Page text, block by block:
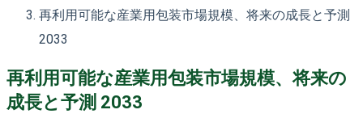
再利用可能な産業用包装市場規模、将来の成長と予測
2033
再利用可能な産業用包装市場規模、将来の
成長と予測 2033